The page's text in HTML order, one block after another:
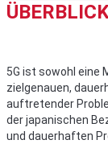
5G ist sowohl eine
zielgenauen,
auftretender
der japanischen
und dauerhaften